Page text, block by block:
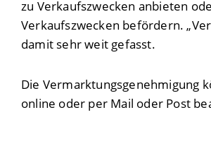
zu Verkaufszwecken anbieten
Verkaufszwecken befördern.
damit sehr weit gefasst.
Die Vermarktungsgenehmigung
online oder per Mail oder Post